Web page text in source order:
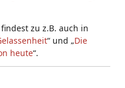
zu z.B. auch in
“ und „Die
heute“.